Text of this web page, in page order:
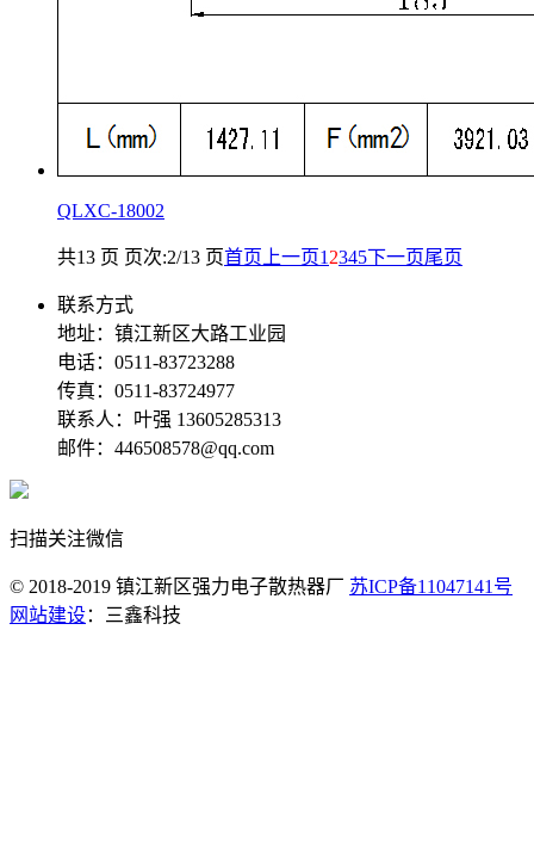
QLXC-18002
共13 页 页次:2/13 页首页 上一页1 2345下一页尾页
联系方式
地址：镇江新区大路工业园
电话：0511-83723288
传真：0511-83724977
联系人：叶强 13605285313
邮件：446508578@qq.com
扫描关注微信
© 2018-2019 镇江新区强力电子散热器厂 苏ICP备11047141号
网站建设：三鑫科技